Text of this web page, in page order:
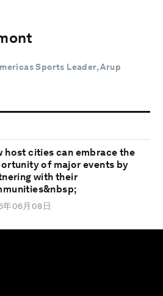
Sports Leader, Arup
host cities can embrace the
of major events by
with their
年06月08日